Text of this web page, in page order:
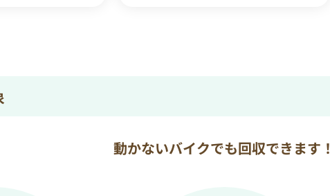
動かないバイクでも回収できます！